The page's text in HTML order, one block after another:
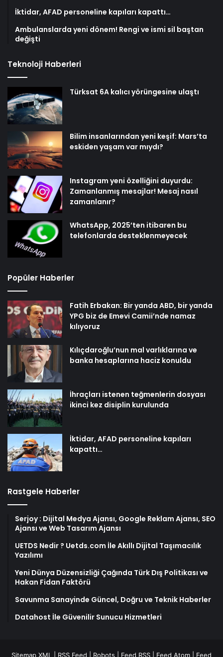
İktidar, AFAD personeline kapıları kapattı…
Ambulanslarda yeni dönem! Rengi ve ismi sil baştan
değişti
Teknoloji Haberleri
Türksat 6A kalıcı yörüngesine ulaştı
Bilim insanlarından yeni keşif: Mars’ta
eskiden yaşam var mıydı?
Instagram yeni özelliğini duyurdu:
Zamanlanmış mesajlar! Mesaj nasıl
zamanlanır?
WhatsApp, 2025’ten itibaren bu
telefonlarda desteklenmeyecek
Popüler Haberler
Fatih Erbakan: Bir yanda ABD, bir yanda
YPG biz de Emevi Camii’nde namaz
kılıyoruz
Kılıçdaroğlu’nun mal varlıklarına ve
banka hesaplarına haciz konuldu
İhraçları istenen teğmenlerin dosyası
ikinci kez disiplin kurulunda
İktidar, AFAD personeline kapıları
kapattı…
Rastgele Haberler
Serjoy : Dijital Medya Ajansı, Google Reklam Ajansı, SEO
Ajansı ve Web Tasarım Ajansı
UETDS Nedir ? Uetds.com İle Akıllı Dijital Taşımacılık
Yazılımı
Yeni Dünya Düzensizliği Çağında Türk Dış Politikası ve
Hakan Fidan Faktörü
Savunma Sanayinde Güncel, Doğru ve Teknik Haberler
Datahost İle Güvenilir Sunucu Hizmetleri
Sitemap XML RSS Feed Robots Feed RSS Feed Atom Feed